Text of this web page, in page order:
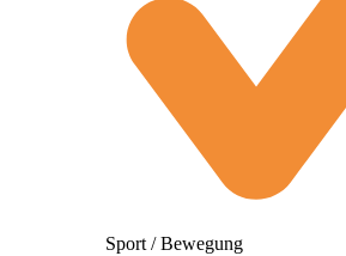
Sport / Bewegung